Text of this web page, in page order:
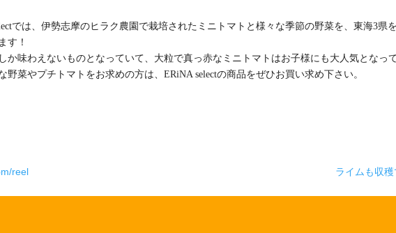
では、伊勢志摩のヒラク農園で栽培されたミニトマトと様々な季節の野菜を、東海3県
す！
か味わえないものとなっていて、大粒で真っ赤なミニトマトはお子様にも大人気となっ
野菜やプチトマトをお求めの方は、ERiNA selectの商品をぜひお買い求め下さい。
reel
ライムも収